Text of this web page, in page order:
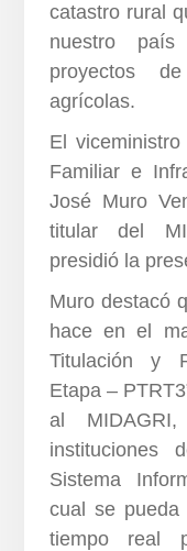
catastro rural
nuestro país
proyectos
agrícolas.
El
Familiar e
José Muro
titular del
presidió la
Muro destacó
hace en el
Titulación y
Etapa –
al
instituciones
Sistema
cual se pueda
tiempo real